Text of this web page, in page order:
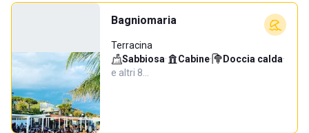
Bagniomaria
Terracina
Sabbiosa· Cabine· Doccia calda·
e altri 8…